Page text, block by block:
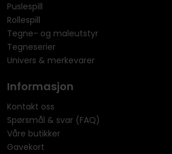
Puslespill
Rollespill
Tegne- og maleutstyr
Tegneserier
Univers & merkevarer
Informasjon
Kontakt oss
Spørsmål & svar (FAQ)
Våre butikker
Gavekort